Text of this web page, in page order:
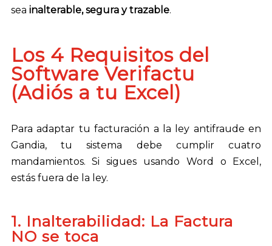
sea inalterable, segura y trazable.
Los 4 Requisitos del
Software Verifactu
(Adiós a tu Excel)
Para adaptar tu facturación a la ley antifraude en
Gandia, tu sistema debe cumplir cuatro
mandamientos. Si sigues usando Word o Excel,
estás fuera de la ley.
1. Inalterabilidad: La Factura
NO se toca